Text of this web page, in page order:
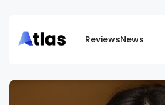
ReviewsNews